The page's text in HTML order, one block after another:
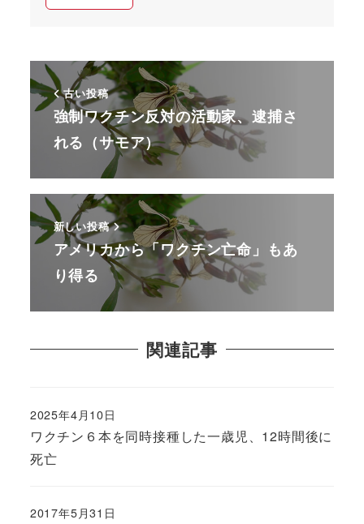
古い投稿
強制ワクチン反対の活動家、逮捕さ
れる（サモア）
新しい投稿
アメリカから「ワクチン亡命」もあ
り得る
関連記事
ワクチン６本を同時接種した一歳児、12時間後に
死亡
2025年4月10日
2017年5月31日